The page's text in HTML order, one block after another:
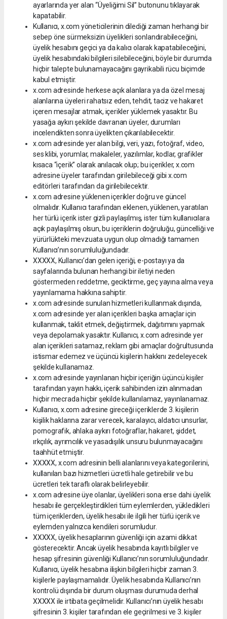
ayarlarında yer alan “Üyeliğimi Sil” butonunu tıklayarak
kapatabilir.
Kullanıcı, x.com yöneticilerinin dilediği zaman herhangi bir
sebep öne sürmeksizin üyelikleri sonlandırabileceğini,
üyelik hesabını geçici ya da kalıcı olarak kapatabileceğini,
üyelik hesabındaki bilgileri silebileceğini, böyle bir durumda
hiçbir talepte bulunamayacağını gayrikabili rücu biçimde
kabul etmiştir.
x.com adresinde herkese açık alanlara ya da özel mesaj
alanlarına üyeleri rahatsız eden, tehdit, taciz ve hakaret
içeren mesajlar atmak, içerikler yüklemek yasaktır. Bu
yasağa aykırı şekilde davranan üyeler, durumları
incelendikten sonra üyelikten çıkarılabilecektir.
x.com adresinde yer alan bilgi, veri, yazı, fotoğraf, video,
ses klibi, yorumlar, makaleler, yazılımlar, kodlar, grafikler
kısaca “içerik” olarak anılacak olup; bu içerikler, x.com
adresine üyeler tarafından girilebileceği gibi x.com
editörleri tarafından da girilebilecektir.
x.com adresine yüklenen içerikler doğru ve güncel
olmalıdır. Kullanıcı tarafından eklenen, yüklenen, yaratılan
her türlü içerik ister gizli paylaşılmış, ister tüm kullanıcılara
açık paylaşılmış olsun, bu içeriklerin doğruluğu, güncelliği ve
yürürlükteki mevzuata uygun olup olmadığı tamamen
Kullanıcı’nın sorumluluğundadır.
XXXXX, Kullanıcı’dan gelen içeriği, e-postayı ya da
sayfalarında bulunan herhangi bir iletiyi neden
göstermeden reddetme, geciktirme, geç yayına alma veya
yayınlamama hakkına sahiptir.
x.com adresinde sunulan hizmetleri kullanmak dışında,
x.com adresinde yer alan içerikleri başka amaçlar için
kullanmak, taklit etmek, değiştirmek, dağıtımını yapmak
veya depolamak yasaktır. Kullanıcı, x.com adresinde yer
alan içerikleri satamaz, reklam gibi amaçlar doğrultusunda
istismar edemez ve üçüncü kişilerin hakkını zedeleyecek
şekilde kullanamaz.
x.com adresinde yayınlanan hiçbir içeriğin üçüncü kişiler
tarafından yayın hakkı, içerik sahibinden izin alınmadan
hiçbir mecrada hiçbir şekilde kullanılamaz, yayınlanamaz.
Kullanıcı, x.com adresine gireceği içeriklerde 3. kişilerin
kişilik haklarına zarar verecek, karalayıcı, aldatıcı unsurlar,
pornografik, ahlaka aykırı fotoğraflar, hakaret, şiddet,
ırkçılık, ayrımcılık ve yasadışılık unsuru bulunmayacağını
taahhüt etmiştir.
XXXXX, x.com adresinin belli alanlarını veya kategorilerini,
kullanılan bazı hizmetleri ücretli hale getirebilir ve bu
ücretleri tek taraflı olarak belirleyebilir.
x.com adresine üye olanlar, üyelikleri sona erse dahi üyelik
hesabı ile gerçekleştirdikleri tüm eylemlerden, yükledikleri
tüm içeriklerden, üyelik hesabı ile ilgili her türlü içerik ve
eylemden yalnızca kendileri sorumludur.
XXXXX, üyelik hesaplarının güvenliği için azami dikkat
gösterecektir. Ancak üyelik hesabında kayıtlı bilgiler ve
hesap şifresinin güvenliği Kullanıcı’nın sorumluluğundadır.
Kullanıcı, üyelik hesabına ilişkin bilgileri hiçbir zaman 3.
kişilerle paylaşmamalıdır. Üyelik hesabında Kullanıcı’nın
kontrolü dışında bir durum oluşması durumuda derhal
XXXXX ile irtibata geçilmelidir. Kullanıcı’nın üyelik hesabı
şifresinin 3. kişiler tarafından ele geçirilmesi ve 3. kişiler